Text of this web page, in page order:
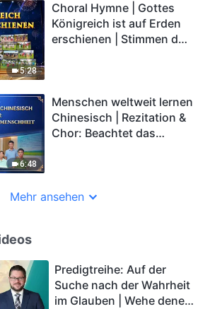
5:28
Choral Hymne | Gottes
Königreich ist auf Erden
erschienen | Stimmen des
6:48
Menschen weltweit lernen
Chinesisch | Rezitation &
Chor: Beachtet das
Mehr ansehen
Predigtreihe: Auf der
Suche nach der Wahrheit
im Glauben | Wehe denen,